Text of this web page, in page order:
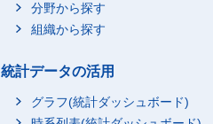
分野から探す
組織から探す
統計データの活用
グラフ(統計ダッシュボード)